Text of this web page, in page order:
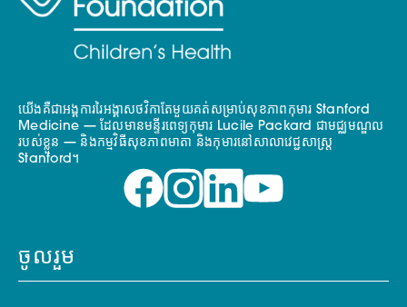
យើងគឺជាអង្គការរៃអង្គាសថវិកាតែមួយគត់សម្រាប់សុខភាពកុមារ Stanford
Medicine — ដែលមានមន្ទីរពេទ្យកុមារ Lucile Packard ជាមជ្ឈមណ្ឌល
របស់ខ្លួន — និងកម្មវិធីសុខភាពមាតា និងកុមារនៅសាលាវេជ្ជសាស្ត្រ
Stanford។
ចូលរួម